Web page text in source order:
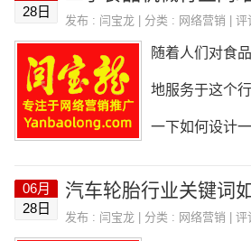
洁明了，易于
28日
发布 : 闫宝龙 | 分类 : 网络营销 |
随着人们对食
地服务于这个
一下如何设计
进行信息的发
06月
28日
汽车轮胎行业关键词
发布 : 闫宝龙 | 分类 : 网络营销 |